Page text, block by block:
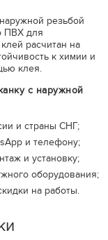
резьбой
ПВХ для
расчитан на
к химии и
клея.
с наружной
и страны СНГ;
и телефону;
и установку;
оборудования;
на работы.